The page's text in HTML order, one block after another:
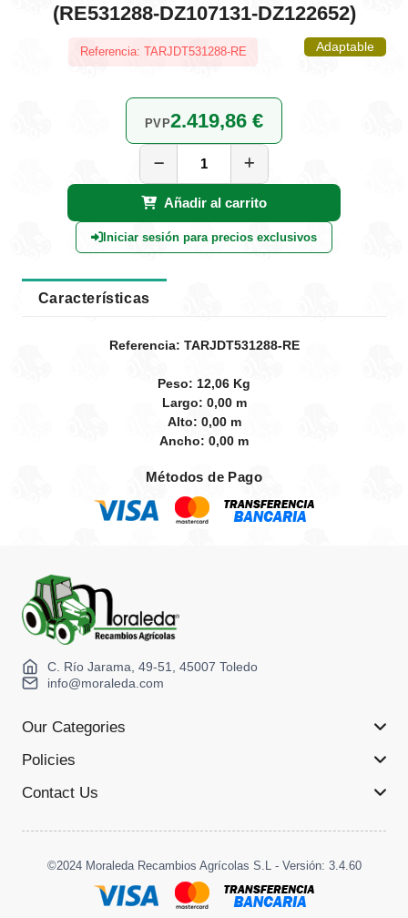
(RE531288-DZ107131-DZ122652)
Referencia: TARJDT531288-RE Adaptable
PVP2.419,86 €
Añadir al carrito
Iniciar sesión para precios exclusivos
Características
Referencia: TARJDT531288-RE
Peso: 12,06 Kg
Largo: 0,00 m
Alto: 0,00 m
Ancho: 0,00 m
Métodos de Pago
C. Río Jarama, 49-51, 45007 Toledo
info@moraleda.com
Our Categories
Policies
Contact Us
©2024 Moraleda Recambios Agrícolas S.L - Versión: 3.4.60